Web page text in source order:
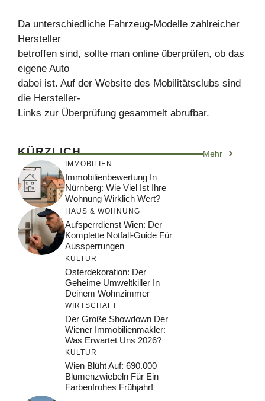
Da unterschiedliche Fahrzeug-Modelle zahlreicher
Hersteller
betroffen sind, sollte man online überprüfen, ob das
eigene Auto
dabei ist. Auf der Website des Mobilitätsclubs sind
die Hersteller-
Links zur Überprüfung gesammelt abrufbar.
KÜRZLICH Mehr
IMMOBILIEN
Immobilienbewertung In
Nürnberg: Wie Viel Ist Ihre
Wohnung Wirklich Wert?
HAUS & WOHNUNG
Aufsperrdienst Wien: Der
Komplette Notfall-Guide Für
Aussperrungen
KULTUR
Osterdekoration: Der
Geheime Umweltkiller In
Deinem Wohnzimmer
WIRTSCHAFT
Der Große Showdown Der
Wiener Immobilienmakler:
Was Erwartet Uns 2026?
KULTUR
Wien Blüht Auf: 690.000
Blumenzwiebeln Für Ein
Farbenfrohes Frühjahr!